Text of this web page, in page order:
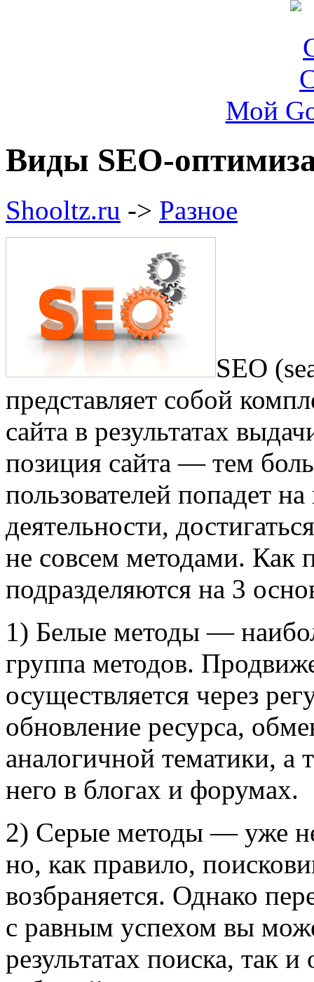
Мой
Виды SEO-
Shooltz.ru -> Разное
SEO
представляет собой
сайта в результатах
позиция сайта — тем
пользователей попадет
деятельности,
не совсем методами. Как
подразделяются на 3
1) Белые методы —
группа методов.
осуществляется через
обновление ресурса,
аналогичной тематики, а
него в блогах и форумах.
2) Серые методы — уже не
но, как правило,
возбраняется. Однако
с равным успехом вы
результатах поиска, так